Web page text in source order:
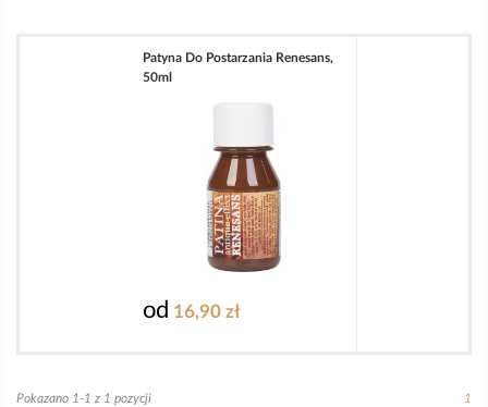
Patyna Do Postarzania Renesans,
50ml
od 16,90 zł
Pokazano 1-1 z 1 pozycji 1